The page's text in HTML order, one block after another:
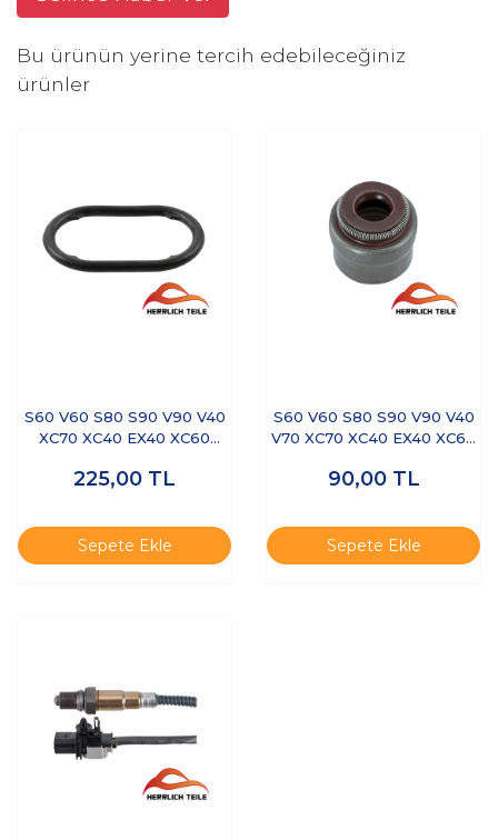
Bu ürünün yerine tercih edebileceğiniz
ürünler
S60 V60 S80 S90 V90 V40
XC70 XC40 EX40 XC60
ŞANZUMAN ORİNG
225,00 TL
Sepete Ekle
S60 V60 S80 S90 V90 V40
V70 XC70 XC40 EX40 XC60
D4/B4
90,00 TL
Sepete Ekle